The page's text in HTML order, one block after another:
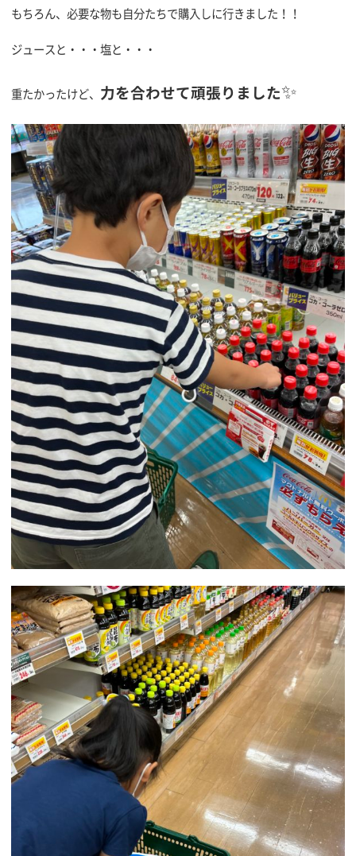
もちろん、必要な物も自分たちで購入しに行きました！！
ジュースと・・・塩と・・・
重たかったけど、 力を合わせて頑張りました✨